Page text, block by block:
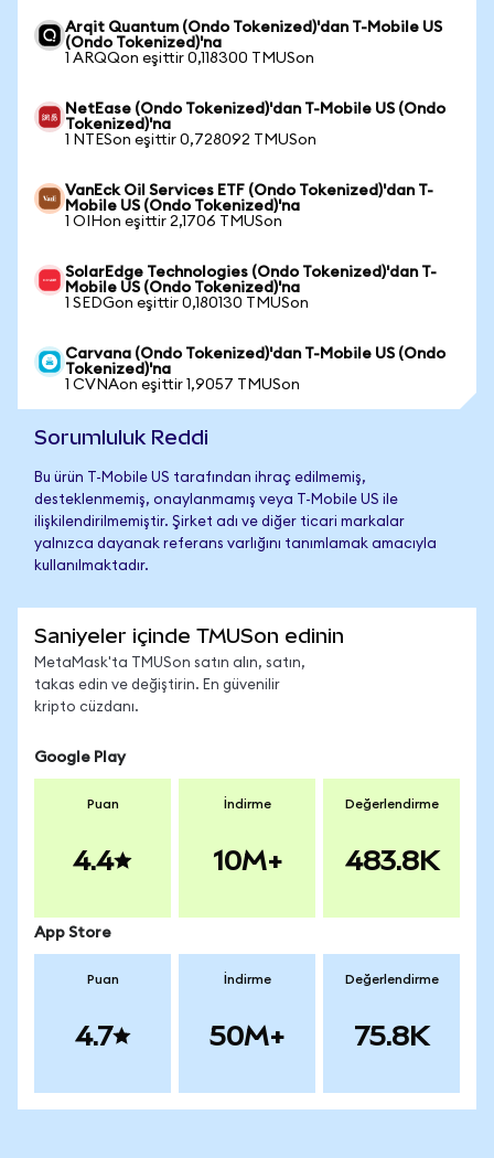
Arqit Quantum (Ondo Tokenized)'dan T-Mobile US
(Ondo Tokenized)'na
1 ARQQon eşittir 0,118300 TMUSon
NetEase (Ondo Tokenized)'dan T-Mobile US (Ondo
Tokenized)'na
1 NTESon eşittir 0,728092 TMUSon
VanEck Oil Services ETF (Ondo Tokenized)'dan T-
Mobile US (Ondo Tokenized)'na
1 OIHon eşittir 2,1706 TMUSon
SolarEdge Technologies (Ondo Tokenized)'dan T-
Mobile US (Ondo Tokenized)'na
1 SEDGon eşittir 0,180130 TMUSon
Carvana (Ondo Tokenized)'dan T-Mobile US (Ondo
Tokenized)'na
1 CVNAon eşittir 1,9057 TMUSon
Sorumluluk Reddi
Bu ürün T-Mobile US tarafından ihraç edilmemiş,
desteklenmemiş, onaylanmamış veya T-Mobile US ile
ilişkilendirilmemiştir. Şirket adı ve diğer ticari markalar
yalnızca dayanak referans varlığını tanımlamak amacıyla
kullanılmaktadır.
Saniyeler içinde TMUSon edinin
MetaMask'ta TMUSon satın alın, satın,
takas edin ve değiştirin. En güvenilir
kripto cüzdanı.
Google Play
Puan
4.4
İndirme
10M+
Değerlendirme
483.8K
App Store
Puan
4.7
İndirme
50M+
Değerlendirme
75.8K